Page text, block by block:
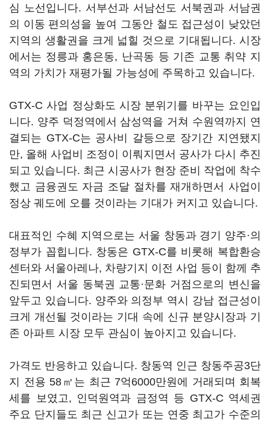
심 노선입니다. 서부선과 서남선도 서북권과 서남권
의 이동 편의성을 높여 그동안 철도 접근성이 낮았던
지역의 생활권을 크게 넓힐 것으로 기대됩니다. 시장
에서는 정릉과 홍은동, 난곡동 등 기존 교통 취약 지
역의 가치가 재평가될 가능성에 주목하고 있습니다.
GTX-C 사업 정상화도 시장 분위기를 바꾸는 요인입
니다. 양주 덕정역에서 삼성역을 거쳐 수원역까지 연
결되는 GTX-C는 공사비 갈등으로 장기간 지연됐지
만, 올해 사업비 조정이 이뤄지면서 공사가 다시 추진
되고 있습니다. 최근 시공사가 현장 준비 작업에 착수
했고 금융권도 자금 조달 절차를 재개하면서 사업이
정상 궤도에 오를 것이라는 기대가 커지고 있습니다.
대표적인 수혜 지역으로는 서울 창동과 경기 양주·의
정부가 꼽힙니다. 창동은 GTX-C를 비롯해 복합환승
센터와 서울아레나, 차량기지 이전 사업 등이 함께 추
진되면서 서울 동북권 교통·문화 거점으로의 변신을
앞두고 있습니다. 양주와 의정부 역시 강남 접근성이
크게 개선될 것이라는 기대 속에 신규 분양시장과 기
존 아파트 시장 모두 관심이 높아지고 있습니다.
가격도 반응하고 있습니다. 창동역 인근 창동주공3단
지 전용 58㎡는 최근 7억6000만원에 거래되며 회복
세를 보였고, 인덕원역과 금정역 등 GTX-C 역세권
주요 단지들도 최근 신고가 또는 연중 최고가 수준의